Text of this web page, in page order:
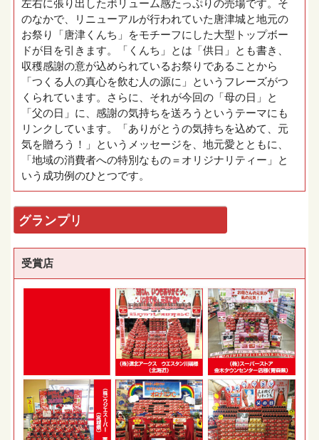
左右に張り出したボリューム感たっぷりの売場です。そ
のなかで、リニューアルが行われていた唐津城と地元の
お祭り「唐津くんち」をモチーフにした大型トップボー
ドが目を引きます。「くんち」とは「供日」とも書き、
収穫感謝の意が込められているお祭りであることから
「つくる人の真心を飲む人の源に」というフレーズがつ
くられています。さらに、それが今回の「母の日」と
「父の日」に、感謝の気持ちを送ろうというテーマにも
リンクしています。「ありがとうの気持ちを込めて、元
気を贈ろう！」というメッセージを、地元愛とともに、
「地域の消費者への特別なもの＝オリジナリティー」と
いう成功例のひとつです。
グランプリ
受賞店